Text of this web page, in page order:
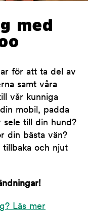
med
för att ta del av
samt våra
vår kunniga
mobil, padda
till din hund?
din bästa vän?
och njut
Läs mer